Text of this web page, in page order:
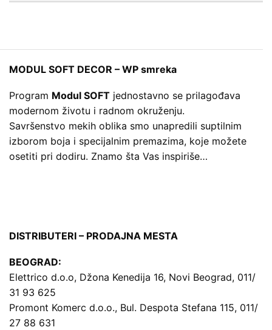
MODUL SOFT DECOR – WP smreka
Program Modul SOFT jednostavno se prilagođava
modernom životu i radnom okruženju.
Savršenstvo mekih oblika smo unapredili suptilnim
izborom boja i specijalnim premazima, koje možete
osetiti pri dodiru. Znamo šta Vas inspiriše…
DISTRIBUTERI – PRODAJNA MESTA
BEOGRAD:
Elettrico d.o.o, Džona Kenedija 16, Novi Beograd, 011/
31 93 625
Promont Komerc d.o.o., Bul. Despota Stefana 115, 011/
27 88 631